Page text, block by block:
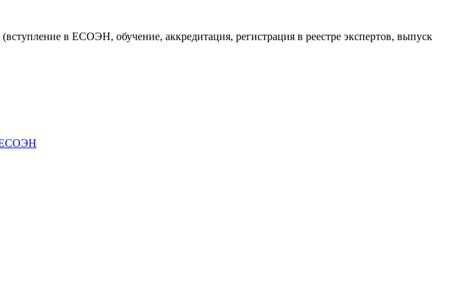
в ЕСОЭН, обучение, аккредитация, регистрация в реестре экспертов, выпуск
ЕСОЭН